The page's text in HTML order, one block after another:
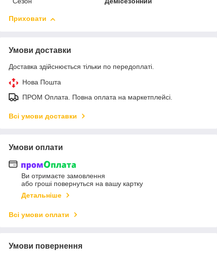
Приховати
Умови доставки
Доставка здійснюється тільки по передоплаті.
Нова Пошта
ПРОМ Оплата. Повна оплата на маркетплейсі.
Всі умови доставки
Умови оплати
Ви отримаєте замовлення
або гроші повернуться на вашу картку
Детальніше
Всі умови оплати
Умови повернення